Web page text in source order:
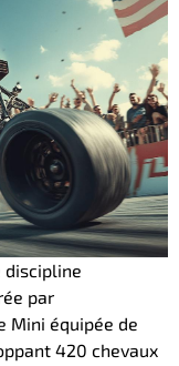
discipline
par
Mini équipée de
420 chevaux